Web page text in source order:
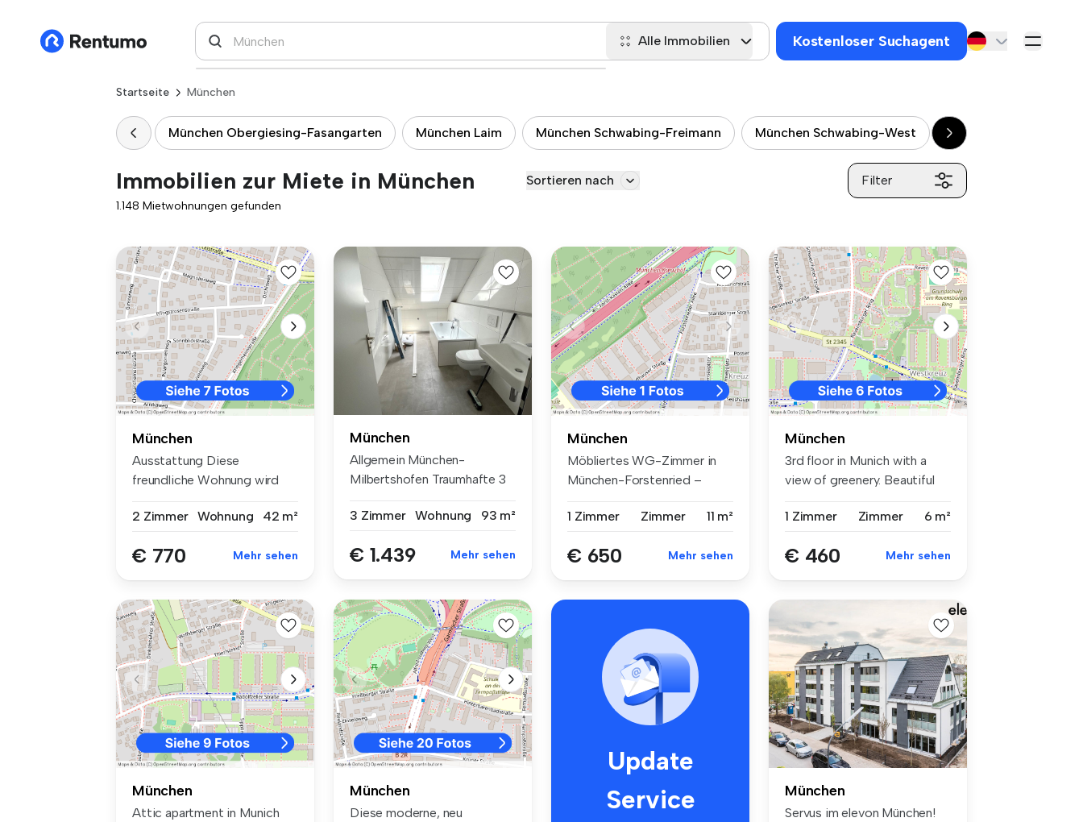
Alle Immobilien Kostenloser Suchagent
Startseite München
München Obergiesing-Fasangarten München Laim München Schwabing-Freimann München Schwabing-West München
Immobilien zur Miete in München Sortieren nach Filter
1.148 Mietwohnungen gefunden
München
Ausstattung Diese
freundliche Wohnung wird
2 Zimmer Wohnung 42 m²
€ 770 Mehr sehen
München
Allgemein München-
Milbertshofen Traumhafte 3
3 Zimmer
Wohnung 93 m²
€ 1.439 Mehr sehen
München
Möbliertes WG-Zimmer in
München-Forstenried –
1 Zimmer
Zimmer 11 m²
€ 650 Mehr sehen
München
3rd floor in Munich with a
view of greenery. Beautiful
1 Zimmer
Zimmer 6 m²
€ 460 Mehr sehen
München
Attic apartment in Munich
München
Diese moderne, neu
Update
Service
München
Servus im elevon München!